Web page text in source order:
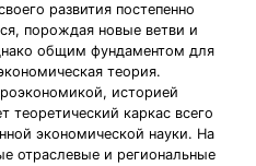
развития постепенно
порождая новые ветви и
общим фундаментом для
теория.
историей
теоретический каркас всего
экономической науки. На
отраслевые и региональные